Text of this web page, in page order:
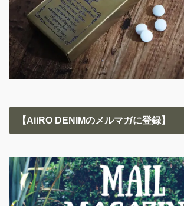
【AiiRO DENIMのメルマガに登録】